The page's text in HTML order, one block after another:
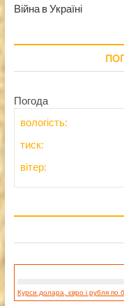
Війна в Україні
Погода
вологість:
тиск:
вітер:
Курси долара, євро і рубля по